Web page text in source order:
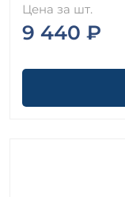
Цена за шт.
9 440 ₽